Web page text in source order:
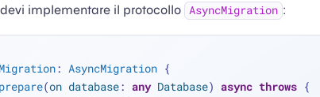
devi implementare il protocollo AsyncMigration :
: AsyncMigration {
prepare(on database: any Database) async throws {